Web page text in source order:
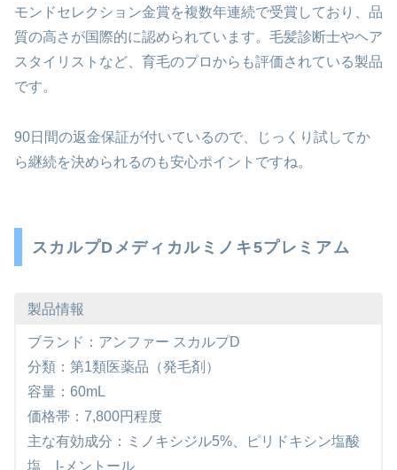
モンドセレクション金賞を複数年連続で受賞しており、品
質の高さが国際的に認められています。毛髪診断士やヘア
スタイリストなど、育毛のプロからも評価されている製品
です。
90日間の返金保証が付いているので、じっくり試してか
ら継続を決められるのも安心ポイントですね。
スカルプDメディカルミノキ5プレミアム
製品情報
ブランド：アンファー スカルプD
分類：第1類医薬品（発毛剤）
容量：60mL
価格帯：7,800円程度
主な有効成分：ミノキシジル5%、ピリドキシン塩酸
塩、l-メントール